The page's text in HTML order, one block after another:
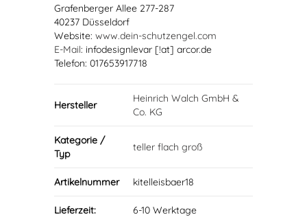
Grafenberger Allee 277-287
40237 Düsseldorf
Website: www.dein-schutzengel.com
E-Mail: infodesignlevar [!at] arcor.de
Telefon: 017653917718
Hersteller
Heinrich Walch GmbH &
Co. KG
Kategorie /
Typ
teller flach groß
Artikelnummer kitelleisbaer18
Lieferzeit: 6-10 Werktage